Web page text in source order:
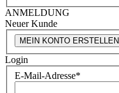
ANMELDUNG
Neuer Kunde
MEIN KONTO ERSTELLEN
Login
E-Mail-Adresse*